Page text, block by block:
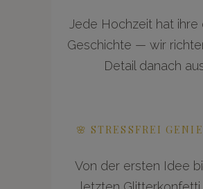
Jede Hochzeit hat ihre
Geschichte — wir
Detail danach
🌸 STRESSFREI
Von der ersten Idee